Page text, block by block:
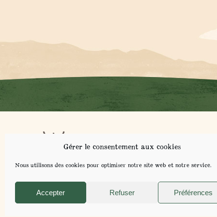
Gérer le consentement aux cookies
Nous utilisons des cookies pour optimiser notre site web et notre service.
Accepter Refuser Préférences
MENTIONS LÉGALES ET POLITIQUE DE CONFIDENTIALITÉ POUR VOTRE